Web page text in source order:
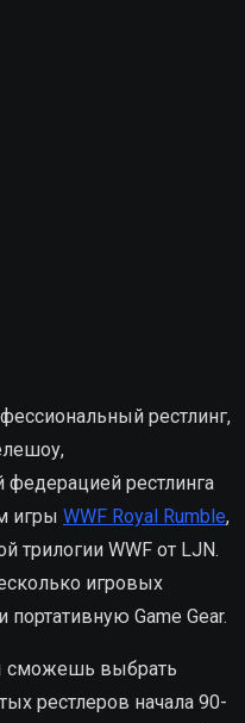
рестлинг,
рестлинга
игры WWF Royal Rumble,
трилогии WWF от LJN.
игровых
и портативную Game Gear.
сможешь выбрать
рестлеров начала 90-